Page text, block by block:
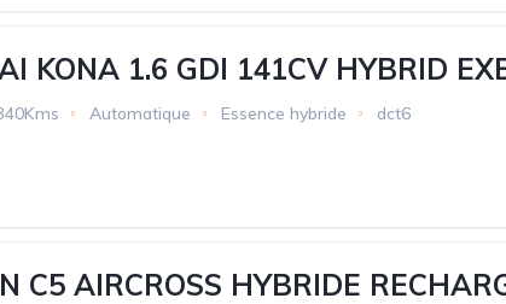
KONA 1.6 GDI 141CV HYBRID
Automatique Essence hybride dct6
C5 AIRCROSS HYBRIDE